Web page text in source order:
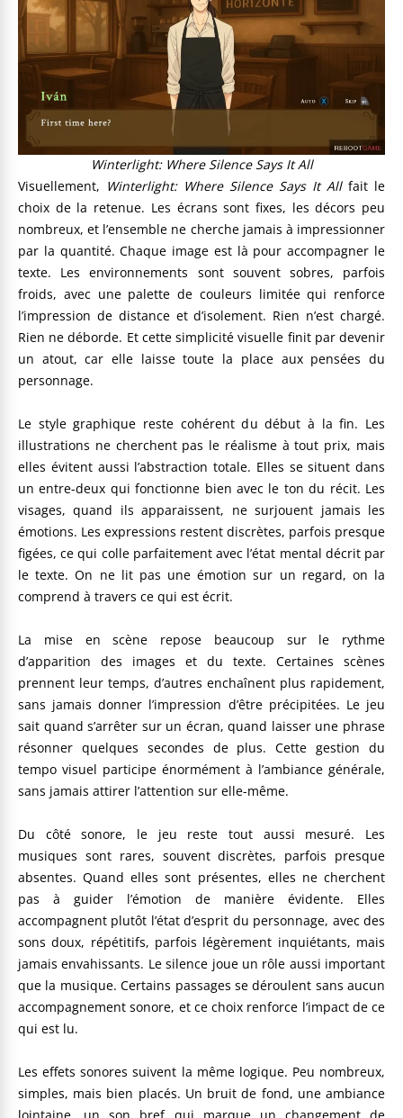
Winterlight: Where Silence Says It All
Visuellement, Winterlight: Where Silence Says It Allfait le
choix de la retenue. Les écrans sont fixes, les décors peu
nombreux, et l’ensemble ne cherche jamais à impressionner
par la quantité. Chaque image est là pour accompagner le
texte. Les environnements sont souvent sobres, parfois
froids, avec une palette de couleurs limitée qui renforce
l’impression de distance et d’isolement. Rien n’est chargé.
Rien ne déborde. Et cette simplicité visuelle finit par devenir
un atout, car elle laisse toute la place aux pensées du
personnage.
Le style graphique reste cohérent du début à la fin. Les
illustrations ne cherchent pas le réalisme à tout prix, mais
elles évitent aussi l’abstraction totale. Elles se situent dans
un entre-deux qui fonctionne bien avec le ton du récit. Les
visages, quand ils apparaissent, ne surjouent jamais les
émotions. Les expressions restent discrètes, parfois presque
figées, ce qui colle parfaitement avec l’état mental décrit par
le texte. On ne lit pas une émotion sur un regard, on la
comprend à travers ce qui est écrit.
La mise en scène repose beaucoup sur le rythme
d’apparition des images et du texte. Certaines scènes
prennent leur temps, d’autres enchaînent plus rapidement,
sans jamais donner l’impression d’être précipitées. Le jeu
sait quand s’arrêter sur un écran, quand laisser une phrase
résonner quelques secondes de plus. Cette gestion du
tempo visuel participe énormément à l’ambiance générale,
sans jamais attirer l’attention sur elle-même.
Du côté sonore, le jeu reste tout aussi mesuré. Les
musiques sont rares, souvent discrètes, parfois presque
absentes. Quand elles sont présentes, elles ne cherchent
pas à guider l’émotion de manière évidente. Elles
accompagnent plutôt l’état d’esprit du personnage, avec des
sons doux, répétitifs, parfois légèrement inquiétants, mais
jamais envahissants. Le silence joue un rôle aussi important
que la musique. Certains passages se déroulent sans aucun
accompagnement sonore, et ce choix renforce l’impact de ce
qui est lu.
Les effets sonores suivent la même logique. Peu nombreux,
simples, mais bien placés. Un bruit de fond, une ambiance